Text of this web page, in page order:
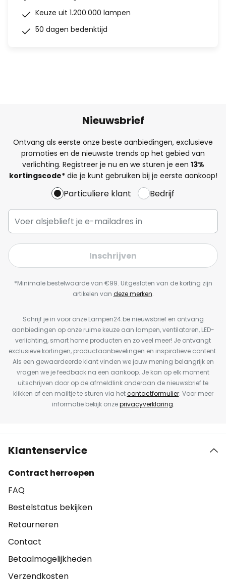
Keuze uit 1.200.000 lampen
50 dagen bedenktijd
Nieuwsbrief
Ontvang als eerste onze beste aanbiedingen, exclusieve
promoties en de nieuwste trends op het gebied van
verlichting. Registreer je nu en we sturen je een 13%
kortingscode*die je kunt gebruiken bij je eerste aankoop!
Particuliere klant Bedrijf
Inschrijven
*Minimale bestelwaarde van €99. Uitgesloten van de korting zijn
artikelen van deze merken.
Schrijf je in voor onze Lampen24.be nieuwsbrief en ontvang
aanbiedingen op onze ruime keuze aan lampen, ventilatoren, LED-
verlichting, smart home producten en zo veel meer! Je ontvangt
exclusieve kortingen, productaanbevelingen en inspiratieve content.
Als een gewaardeerde klant vinden we jouw mening belangrijk en
vragen we je feedback na een aankoop. Je kan op elk moment
uitschrijven door op de afmeldlink onderaan de nieuwsbrief te
klikken of een mailtje te sturen via hetcontactformulier. Voor meer
informatie bekijk onzeprivacyverklaring.
Klantenservice
Contract herroepen
FAQ
Bestelstatus bekijken
Retourneren
Contact
Betaalmogelijkheden
Verzendkosten